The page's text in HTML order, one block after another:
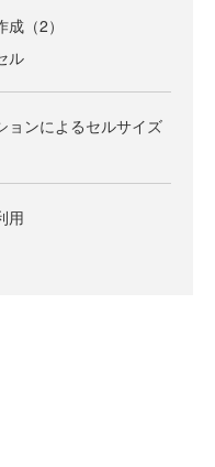
（2）
ル
ョンによるセルサイズ
用